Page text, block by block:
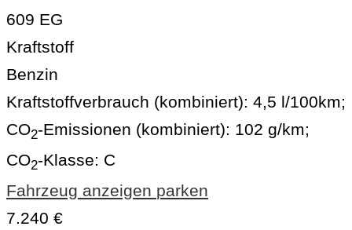
609 EG
Kraftstoff
Benzin
Kraftstoffverbrauch (kombiniert): 4,5 l/100km;
CO2-Emissionen (kombiniert): 102 g/km;
CO2-Klasse: C
Fahrzeug anzeigen parken
7.240 €